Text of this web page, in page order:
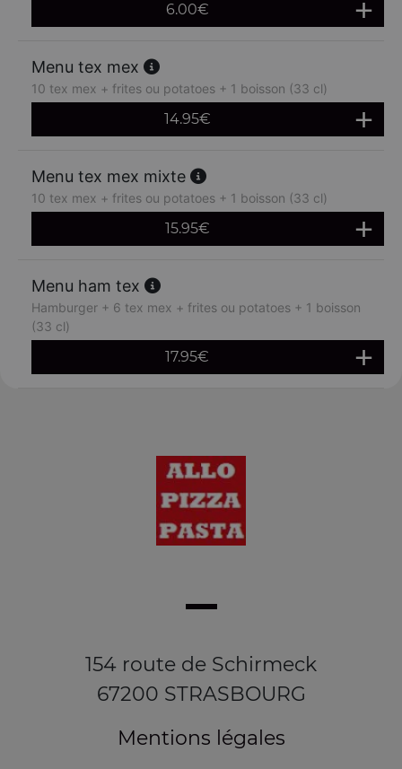
6.00€
Menu tex mex
10 tex mex + frites ou potatoes + 1 boisson (33 cl)
14.95€
Menu tex mex mixte
10 tex mex + frites ou potatoes + 1 boisson (33 cl)
15.95€
Menu ham tex
Hamburger + 6 tex mex + frites ou potatoes + 1 boisson
(33 cl)
17.95€
154 route de Schirmeck
67200 STRASBOURG
Mentions légales